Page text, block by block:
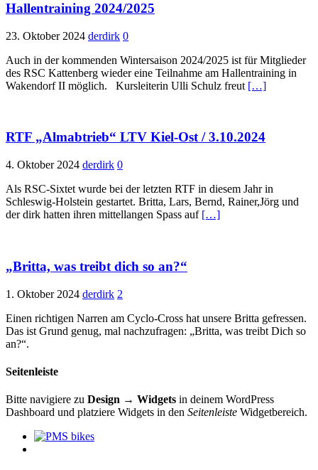
Hallentraining 2024/2025
23. Oktober 2024 derdirk 0
Auch in der kommenden Wintersaison 2024/2025 ist für Mitglieder
des RSC Kattenberg wieder eine Teilnahme am Hallentraining in
Wakendorf II möglich. Kursleiterin Ulli Schulz freut […]
RTF „Almabtrieb“ LTV Kiel-Ost / 3.10.2024
4. Oktober 2024 derdirk 0
Als RSC-Sixtet wurde bei der letzten RTF in diesem Jahr in
Schleswig-Holstein gestartet. Britta, Lars, Bernd, Rainer,Jörg und
der dirk hatten ihren mittellangen Spass auf […]
„Britta, was treibt dich so an?“
1. Oktober 2024 derdirk 2
Einen richtigen Narren am Cyclo-Cross hat unsere Britta gefressen.
Das ist Grund genug, mal nachzufragen: „Britta, was treibt Dich so
an?“.
Seitenleiste
Bitte navigiere zu Design → Widgets in deinem WordPress
Dashboard und platziere Widgets in den Seitenleiste Widgetbereich.